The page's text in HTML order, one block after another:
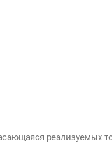
реализуемых